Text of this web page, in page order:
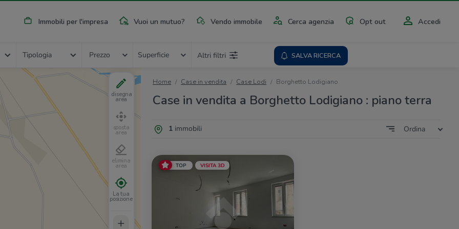
Immobili per l'impresa Vuoi un mutuo? Vendo immobile Cerca agenzia Opt out Accedi
Tipologia Prezzo Superficie Altri filtri SALVA RICERCA
Home Case in vendita Case Lodi Borghetto Lodigiano
Case in vendita a Borghetto Lodigiano : piano terra
1immobili Ordina
TOP VISITA 3D
disegna
area
sposta
area
elimina
area
La tua
posizione
+